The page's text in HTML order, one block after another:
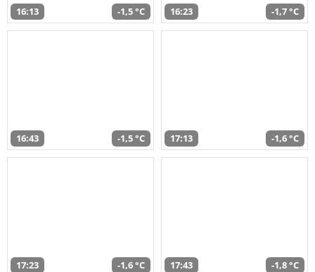
16:13 -1,5 °C 16:23 -1,7 °C
16:43 -1,5 °C 17:13 -1,6 °C
17:23 -1,6 °C 17:43 -1,8 °C